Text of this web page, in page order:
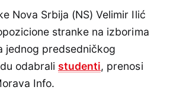
Nova Srbija (NS) Velimir Ilić
stranke na izborima
jednog predsedničkog
odabrali studenti, prenosi
Info.